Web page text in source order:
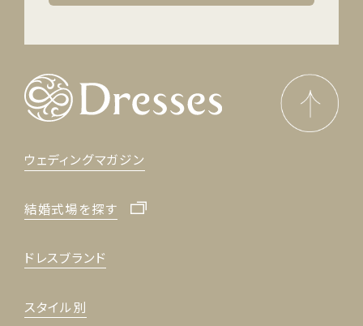
ウェディングマガジン
結婚式場を探す
ドレスブランド
スタイル別